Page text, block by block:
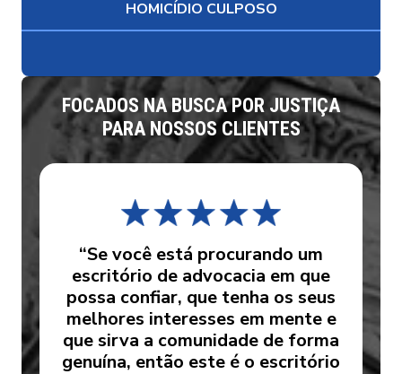
HOMICÍDIO CULPOSO
FOCADOS NA BUSCA POR JUSTIÇA
PARA NOSSOS CLIENTES
“Se você está procurando um
escritório de advocacia em que
possa confiar, que tenha os seus
melhores interesses em mente e
que sirva a comunidade de forma
genuína, então este é o escritório